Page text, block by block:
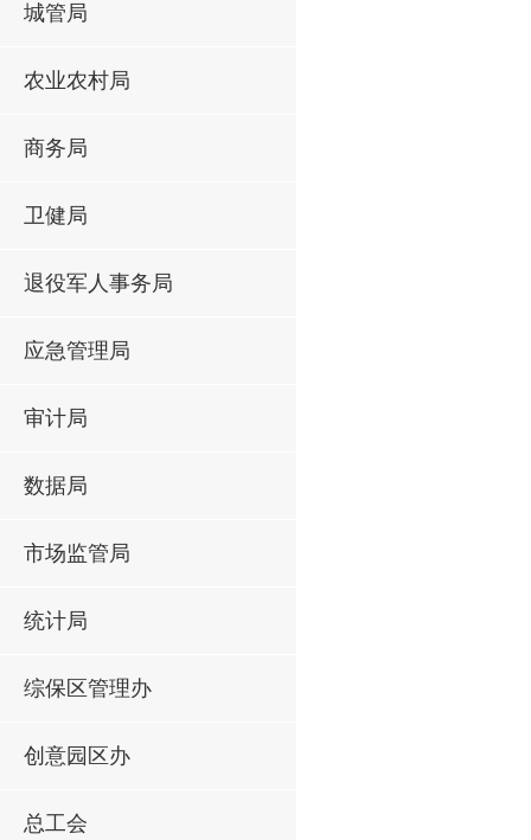
城管局
农业农村局
商务局
卫健局
退役军人事务局
应急管理局
审计局
数据局
市场监管局
统计局
综保区管理办
创意园区办
总工会